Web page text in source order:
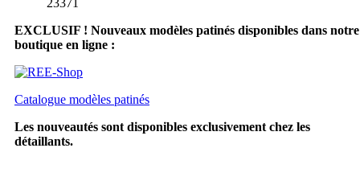
23371
EXCLUSIF ! Nouveaux modèles patinés disponibles dans notre
boutique en ligne :
Catalogue modèles patinés
Les nouveautés sont disponibles exclusivement chez les
détaillants.